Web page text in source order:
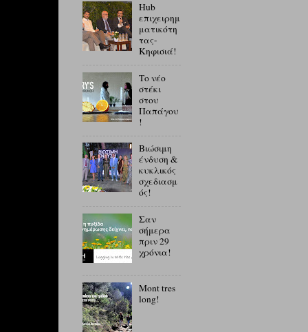
Hub
επιχειρημ
ματικότη
τας-
Κηφισιά!
Το νέο
στέκι
στου
Παπάγου
!
Βιώσιμη
ένδυση &
κυκλικός
σχεδιασμ
ός!
Σαν
σήμερα
πριν 29
χρόνια!
Mont tres
long!